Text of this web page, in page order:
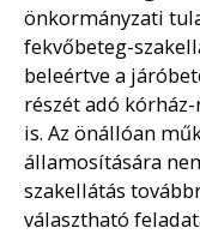
önkormányzati
fekvőbeteg-
beleértve a
részét adó
is. Az önállóan
államosítására
szakellátás
választható